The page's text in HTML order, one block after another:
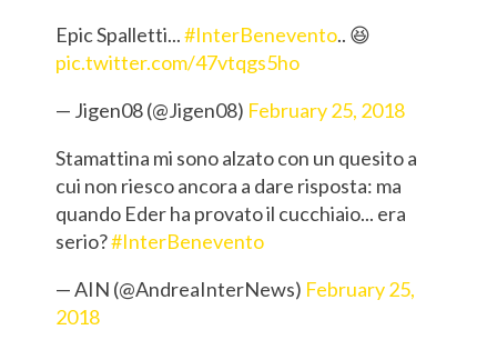
Epic Spalletti...#InterBenevento.. 😆
pic.twitter.com/47vtqgs5ho
— Jigen08 (@Jigen08) February 25, 2018
Stamattina mi sono alzato con un quesito a
cui non riesco ancora a dare risposta: ma
quando Eder ha provato il cucchiaio... era
serio?#InterBenevento
— AIN (@AndreaInterNews) February 25,
2018